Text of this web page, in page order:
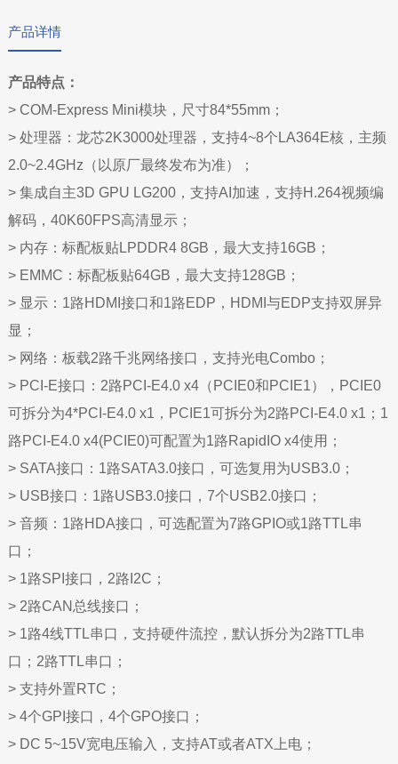
产品详情
产品特点：
> COM-Express Mini模块，尺寸84*55mm；
>处理器：龙芯2K3000处理器，支持4~8个LA364E核，主频
2.0~2.4GHz（以原厂最终发布为准）；
>集成自主3D GPU LG200，支持AI加速，支持H.264视频编
解码，40K60FPS高清显示；
>内存：标配板贴LPDDR4 8GB，最大支持16GB；
>EMMC：标配板贴64GB，最大支持128GB；
>显示：1路HDMI接口和1路EDP，HDMI与EDP支持双屏异
显；
>网络：板载2路千兆网络接口，支持光电Combo；
>PCI-E接口：2路PCI-E4.0 x4（PCIE0和PCIE1），PCIE0
可拆分为4*PCI-E4.0 x1，PCIE1可拆分为2路PCI-E4.0 x1；1
路PCI-E4.0 x4(PCIE0)可配置为1路RapidIO x4使用；
>SATA接口：1路SATA3.0接口，可选复用为USB3.0；
>USB接口：1路USB3.0接口，7个USB2.0接口；
>音频：1路HDA接口，可选配置为7路GPIO或1路TTL串
口；
>1路SPI接口，2路I2C；
>2路CAN总线接口；
>1路4线TTL串口，支持硬件流控，默认拆分为2路TTL串
口；2路TTL串口；
>支持外置RTC；
>4个GPI接口，4个GPO接口；
>DC 5~15V宽电压输入，支持AT或者ATX上电；